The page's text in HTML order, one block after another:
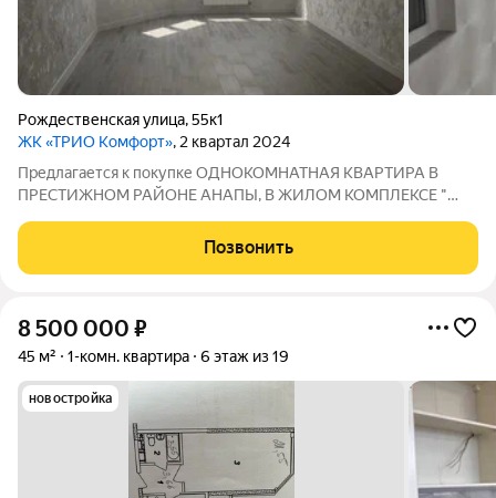
Рождественская улица,55к1
ЖК «ТРИО Комфорт», 2 квартал 2024
Предлагается к покупке ОДНОКОМНАТНАЯ КВАРТИРА В
ПРЕСТИЖНОМ РАЙОНЕ АНАПЫ, В ЖИЛОМ КОМПЛЕКСЕ "
кв.м. - Функциональная планировка: просторная кухня 13 кв.м,
жилая комната 23 кв.м. - Открытый вид из
Позвонить
8 500 000 ₽
45 м² 1-комн. квартира 6 этаж из 19
новостройка